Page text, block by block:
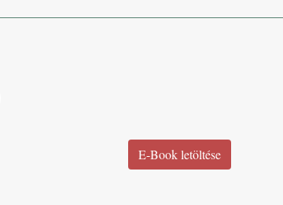
E-Book letöltése